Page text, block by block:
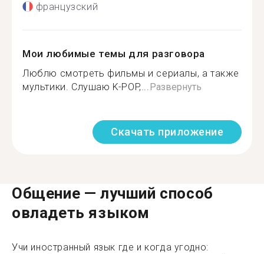
французский
Мои любимые темы для разговора
Люблю смотреть фильмы и сериалы, а также
мультики. Слушаю K-POP,... Развернуть
Скачать приложение
Общение — лучший способ
овладеть языком
Учи иностранный язык где и когда угодно: